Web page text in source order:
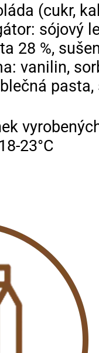
(cukr,
sójový
28 %,
vanilin,
23°C